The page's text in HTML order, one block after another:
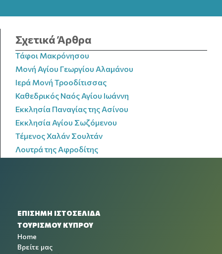
Σχετικά Άρθρα
Τάφοι Μακρόνησου
Μονή Αγίου Γεωργίου Αλαμάνου
Ιερά Μονή Τροοδίτισσας
Καθεδρικός Ναός Αγίου Ιωάννη
Εκκλησία Παναγίας της Ασίνου
Εκκλησία Αγίου Σωζόμενου
Τέμενος Χαλάν Σουλτάν
Λουτρά της Αφροδίτης
ΕΠΙΣΗΜΗ ΙΣΤΟΣΕΛΙΔΑ
ΤΟΥΡΙΣΜΟΥ ΚΥΠΡΟΥ
Home
Βρείτε μας